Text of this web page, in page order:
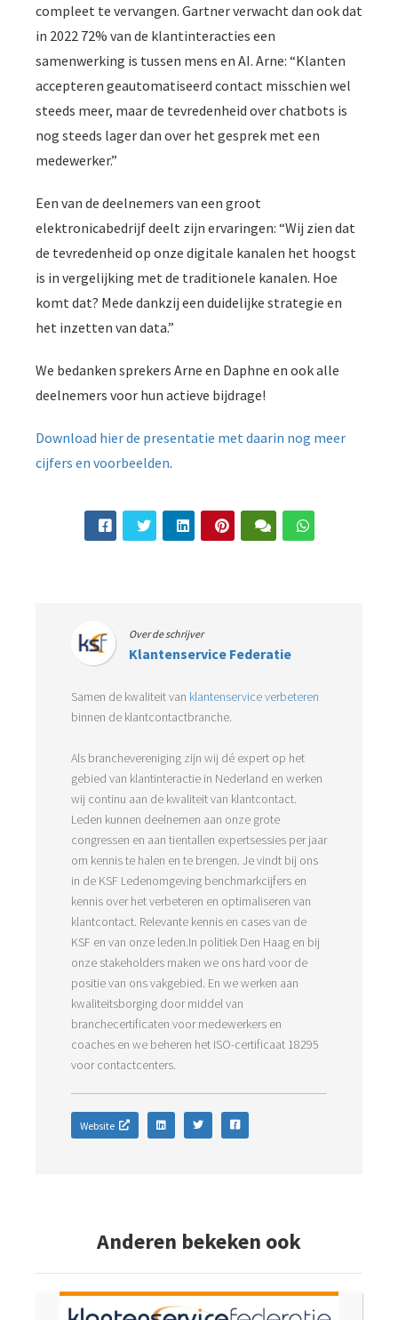
compleet te vervangen. Gartner verwacht dan ook dat
in 2022 72% van de klantinteracties een
samenwerking is tussen mens en AI. Arne: “Klanten
accepteren geautomatiseerd contact misschien wel
steeds meer, maar de tevredenheid over chatbots is
nog steeds lager dan over het gesprek met een
medewerker.”
Een van de deelnemers van een groot
elektronicabedrijf deelt zijn ervaringen: “Wij zien dat
de tevredenheid op onze digitale kanalen het hoogst
is in vergelijking met de traditionele kanalen. Hoe
komt dat? Mede dankzij een duidelijke strategie en
het inzetten van data.”
We bedanken sprekers Arne en Daphne en ook alle
deelnemers voor hun actieve bijdrage!
Download hier de presentatie met daarin nog meer
cijfers en voorbeelden.
Over de schrijver
Klantenservice Federatie
Samen de kwaliteit van klantenservice verbeteren
binnen de klantcontactbranche.
Als branchevereniging zijn wij dé expert op het
gebied van klantinteractie in Nederland en werken
wij continu aan de kwaliteit van klantcontact.
Leden kunnen deelnemen aan onze grote
congressen en aan tientallen expertsessies per jaar
om kennis te halen en te brengen. Je vindt bij ons
in de KSF Ledenomgeving benchmarkcijfers en
kennis over het verbeteren en optimaliseren van
klantcontact. Relevante kennis en cases van de
KSF en van onze leden.In politiek Den Haag en bij
onze stakeholders maken we ons hard voor de
positie van ons vakgebied. En we werken aan
kwaliteitsborging door middel van
branchecertificaten voor medewerkers en
coaches en we beheren het ISO-certificaat 18295
voor contactcenters.
Website
Anderen bekeken ook